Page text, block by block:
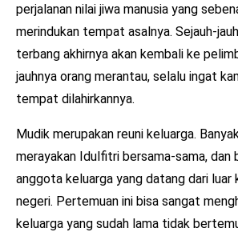
perjalanan nilai jiwa manusia yang
merindukan tempat asalnya. Sejauh-
terbang akhirnya akan kembali ke
jauhnya orang merantau, selalu ingat
tempat dilahirkannya.
Mudik merupakan reuni keluarga.
merayakan Idulfitri bersama-sama, dan
anggota keluarga yang datang dari luar
negeri. Pertemuan ini bisa sangat
keluarga yang sudah lama tidak